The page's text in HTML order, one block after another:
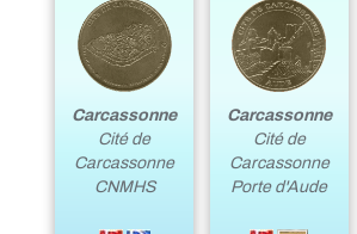
Carcassonne
Cité de
Carcassonne
CNMHS
Carcassonne
Cité de
Carcassonne
Porte d'Aude